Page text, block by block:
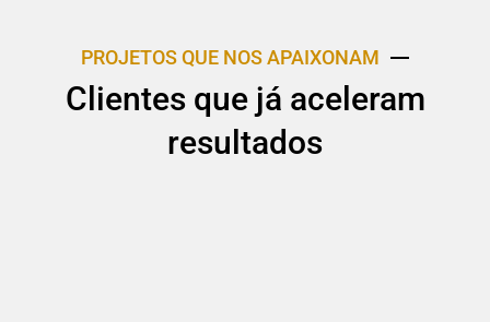
PROJETOS QUE NOS APAIXONAM
Clientes que já aceleram
resultados